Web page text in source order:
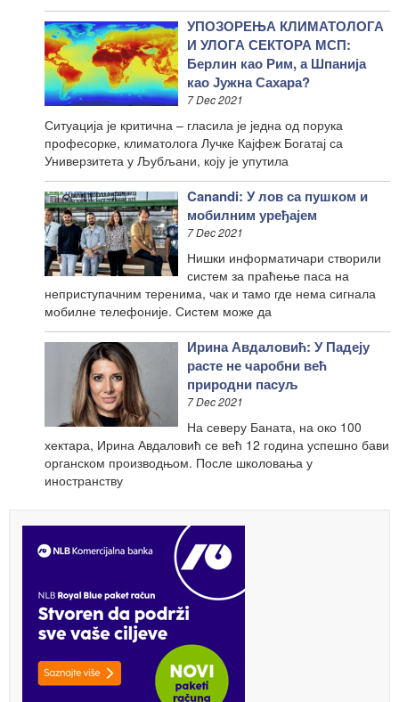
УПОЗОРЕЊА КЛИМАТОЛОГА
И УЛОГА СЕКТОРА МСП:
Берлин као Рим, а Шпанија
као Јужна Сахара?
7 Dec 2021
Ситуација је критична – гласила је једна од порука
професорке, климатолога Лучке Кајфеж Богатај са
Универзитета у Љубљани, коју је упутила
Canandi: У лов са пушком и
мобилним уређајем
7 Dec 2021
Нишки информатичари створили
систем за праћење паса на
неприступачним теренима, чак и тамо где нема сигнала
мобилне телефоније. Систем може да
Ирина Авдаловић: У Падеју
расте не чаробни већ
природни пасуљ
7 Dec 2021
На северу Баната, на око 100
хектара, Ирина Авдаловић се већ 12 година успешно бави
органском производњом. После школовања у
иностранству